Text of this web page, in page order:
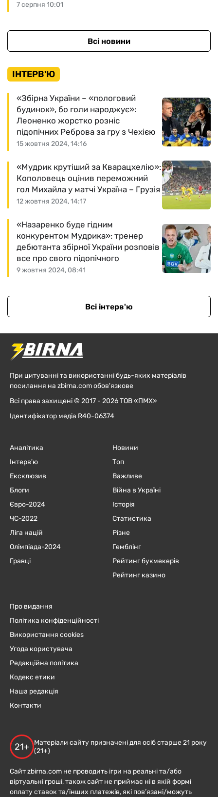
7 серпня 10:01
Всі новини
ІНТЕРВ'Ю
15 жовтня 2024, 14:16
«Збірна України – «пологовий
будинок», бо голи народжує»:
Леоненко жорстко розніс
підопічних Реброва за гру з Чехією
12 жовтня 2024, 14:17
«Мудрик крутіший за Кварацхелію»:
Кополовець оцінив переможний
гол Михайла у матчі Україна – Грузія
9 жовтня 2024, 08:41
«Назаренко буде гідним
конкурентом Мудрика»: тренер
дебютанта збірної України розповів
все про свого підопічного
Всі інтерв'ю
При цитуванні та використанні будь-яких матеріалів
посилання на zbirna.com обов'язкове
Всі права захищені © 2017 - 2026 ТОВ «ПМХ»
Ідентифікатор медіа R40-06374
Аналітика
Інтерв'ю
Ексклюзив
Блоги
Євро-2024
ЧC-2022
Ліга націй
Олімпіада-2024
Гравці
Новини
Топ
Важливе
Війна в Україні
Історія
Статистика
Різне
Гемблінг
Рейтинг букмекерів
Рейтинг казино
Про видання
Політика конфіденційності
Використання cookies
Угода користувача
Редакційна політика
Кодекс етики
Наша редакція
Контакти
21+
Матеріали сайту призначені для осіб старше 21 року
(21+)
Сайт zbirna.com не проводить ігри на реальні та/або
віртуальні гроші, також сайт не приймає ні в якій формі
оплату ставок та/інших платежів, які пов’язані/можуть